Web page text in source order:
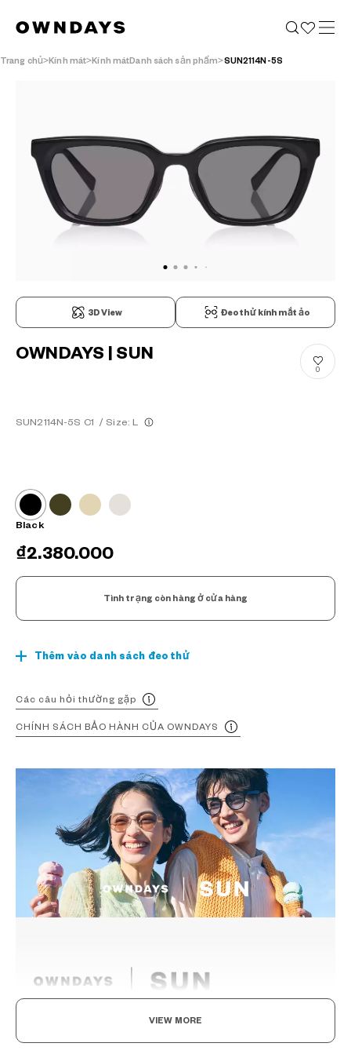
Trang chủ Kính mát Kính mátDanh sách sản phẩm SUN2114N-5S
3D View Đeo thử kính mắt ảo
OWNDAYS | SUN
SUN2114N-5S C1 / Size: L
0
Black
₫2.380.000
Tình trạng còn hàng ở cửa hàng
Thêm vào danh sách đeo thử
Các câu hỏi thường gặp
CHÍNH SÁCH BẢO HÀNH CỦA OWNDAYS
Ngày hôm nay là của bạn
VIEW MORE